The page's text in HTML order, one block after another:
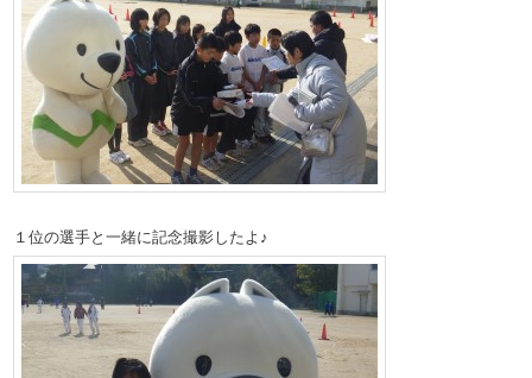
１位の選手と一緒に記念撮影したよ♪